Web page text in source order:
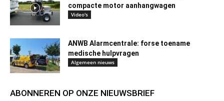
compacte motor aanhangwagen
Video's
ANWB Alarmcentrale: forse toename
medische hulpvragen
Algemeen nieuws
ABONNEREN OP ONZE NIEUWSBRIEF